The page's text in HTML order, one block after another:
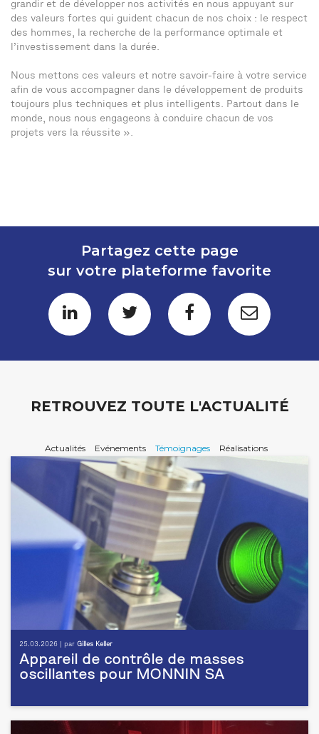
grandir et de développer nos activités en nous appuyant sur
des valeurs fortes qui guident chacun de nos choix : le respect
des hommes, la recherche de la performance optimale et
l’investissement dans la durée.
Nous mettons ces valeurs et notre savoir-faire à votre service
afin de vous accompagner dans le développement de produits
toujours plus techniques et plus intelligents. Partout dans le
monde, nous nous engageons à conduire chacun de vos
projets vers la réussite ».
Partagez cette page
sur votre plateforme favorite
RETROUVEZ TOUTE L'ACTUALITÉ
Actualités Evénements Témoignages Réalisations
25.03.2026 | par Gilles Keller
Appareil de contrôle de masses
oscillantes pour MONNIN SA